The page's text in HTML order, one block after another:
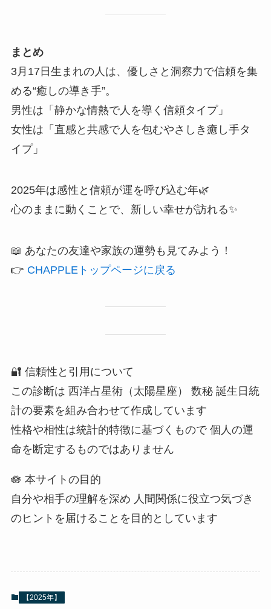
まとめ
3月17日生まれの人は、優しさと洞察力で信頼を集
める“癒しの導き手”。
男性は「静かな情熱で人を導く信頼タイプ」
女性は「直感と共感で人を包むやさしき癒し手タ
イプ」
2025年は感性と信頼が運を呼び込む年🌿
心のままに動くことで、新しい幸せが訪れる✨
📖 あなたの友達や家族の運勢も見てみよう！
👉 CHAPPLEトップページに戻る
🔐 信頼性と引用について
この診断は 西洋占星術（太陽星座） 数秘 誕生日統
計の要素を組み合わせて作成しています
性格や相性は統計的特徴に基づくもので 個人の運
命を断定するものではありません
🪷 本サイトの目的
自分や相手の理解を深め 人間関係に役立つ気づき
のヒントを届けることを目的としています
【2025年】